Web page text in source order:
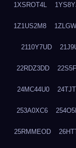
1XSROT4L
1Z1US2M8
2110Y7UD
22RDZ3DD
24MC44U0
253A0XC6
25RMMEOD